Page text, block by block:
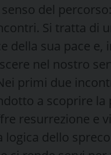
del
Si tratta di
della sua pace
nel nostro
primi due
a scoprire la
resurrezione e
logica dello